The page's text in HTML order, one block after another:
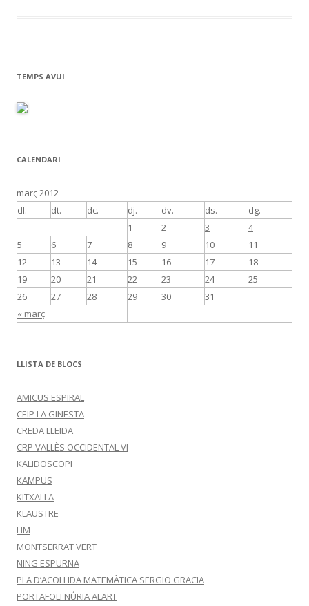
TEMPS AVUI
CALENDARI
març 2012
dl.
dt. dc. dj. dv. ds. dg.
« març
1 2 3
4
5
6 7 8 9 10
11
12
13 14 15 16 17
18
19
20 21 22 23 24
25
26
27 28 29 30 31
LLISTA DE BLOCS
AMICUS ESPIRAL
CEIP LA GINESTA
CREDA LLEIDA
CRP VALLÈS OCCIDENTAL VI
KALIDOSCOPI
KAMPUS
KITXALLA
KLAUSTRE
LIM
MONTSERRAT VERT
NING ESPURNA
PLA D’ACOLLIDA MATEMÀTICA SERGIO GRACIA
PORTAFOLI NÚRIA ALART